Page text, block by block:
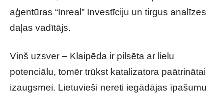
aģentūras “Inreal” Investīciju un tirgus analīzes
daļas vadītājs.
Viņš uzsver – Klaipēda ir pilsēta ar lielu
potenciālu, tomēr trūkst katalizatora paātrinātai
izaugsmei. Lietuvieši nereti iegādājas īpašumu